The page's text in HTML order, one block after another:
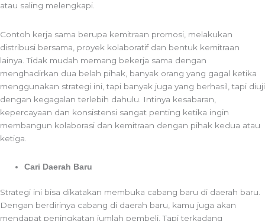
atau saling melengkapi.
Contoh kerja sama berupa kemitraan promosi, melakukan
distribusi bersama, proyek kolaboratif dan bentuk kemitraan
lainya. Tidak mudah memang bekerja sama dengan
menghadirkan dua belah pihak, banyak orang yang gagal ketika
menggunakan strategi ini, tapi banyak juga yang berhasil, tapi diuji
dengan kegagalan terlebih dahulu. Intinya kesabaran,
kepercayaan dan konsistensi sangat penting ketika ingin
membangun kolaborasi dan kemitraan dengan pihak kedua atau
ketiga.
Cari Daerah Baru
Strategi ini bisa dikatakan membuka cabang baru di daerah baru.
Dengan berdirinya cabang di daerah baru, kamu juga akan
mendapat peningkatan jumlah pembeli. Tapi terkadang